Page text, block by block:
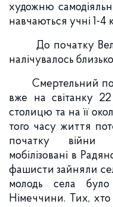
художню
навчаються учні 1-4
До початку
налічувалось
Смертельний
вже на світанку
столицю та на її
того часу життя
початку війни
мобілізовані в
фашисти зайняли
молодь села
Німеччини. Тих,